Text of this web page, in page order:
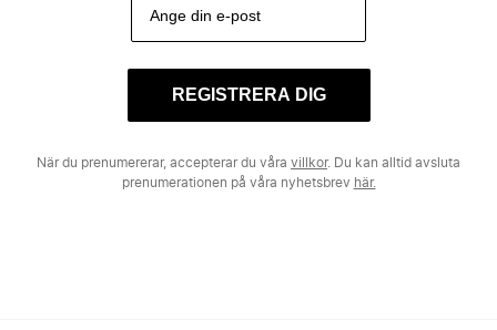
REGISTRERA DIG
När du prenumererar, accepterar du våra villkor. Du kan alltid avsluta
prenumerationen på våra nyhetsbrev här.